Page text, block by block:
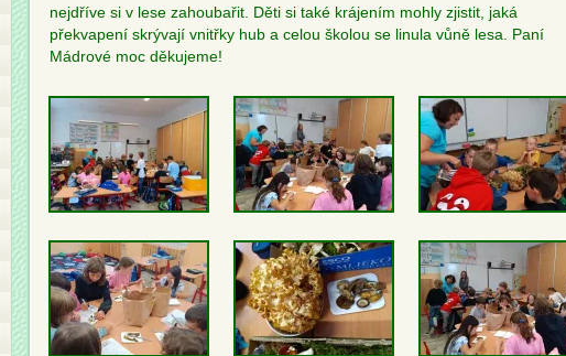
nejdříve si v lese zahoubařit. Děti si také krájením mohly zjistit, jaká
překvapení skrývají vnitřky hub a celou školou se linula vůně lesa. Paní
Mádrové moc děkujeme!